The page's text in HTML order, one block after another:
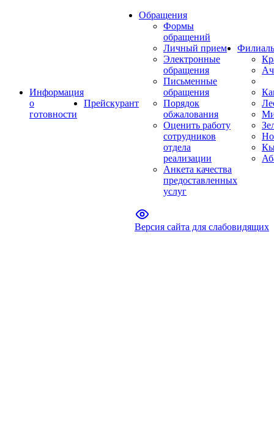
Информация
о
готовности
Прейскурант
Обращения
Формы
обращений
Личный прием
Электронные
обращения
Письменные
обращения
Порядок
обжалования
Оценить работу
сотрудников
отдела
реализации
Анкета качества
предоставленных
услуг
Версия сайта для слабовидящих